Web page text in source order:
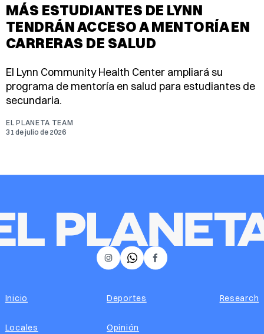
MÁS ESTUDIANTES DE LYNN
TENDRÁN ACCESO A MENTORÍA EN
CARRERAS DE SALUD
El Lynn Community Health Center ampliará su
programa de mentoría en salud para estudiantes de
secundaria.
EL PLANETA TEAM
31 de julio de 2026
𝕏 Facebook
Instagram
Inicio
Locales
Deportes
Opinión
Research